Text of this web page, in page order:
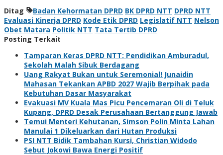
Ditag Badan Kehormatan DPRD BK DPRD NTT DPRD NTT
Evaluasi Kinerja DPRD Kode Etik DPRD Legislatif NTT Nelson
Obet Matara Politik NTT Tata Tertib DPRD
Posting Terkait
Tamparan Keras DPRD NTT: Pendidikan Amburadul,
Sekolah Malah Sibuk Berdagang
Uang Rakyat Bukan untuk Seremonial! Junaidin
Mahasan Tekankan APBD 2027 Wajib Berpihak pada
Kebutuhan Dasar Masyarakat
Evakuasi MV Kuala Mas Picu Pencemaran Oli di Teluk
Kupang, DPRD Desak Perusahaan Bertanggung Jawab
Temui Menteri Kehutanan, Simson Polin Minta Lahan
Manulai 1 Dikeluarkan dari Hutan Produksi
PSI NTT Bidik Tambahan Kursi, Christian Widodo
Sebut Jokowi Bawa Energi Positif